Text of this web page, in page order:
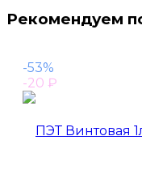
Рекомендуем
-53%
-20 ₽